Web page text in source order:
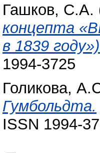
Гашков, С.А.
концепта
в 1839
1994-3725
Голикова,
Гумбольдта.
ISSN 1994-